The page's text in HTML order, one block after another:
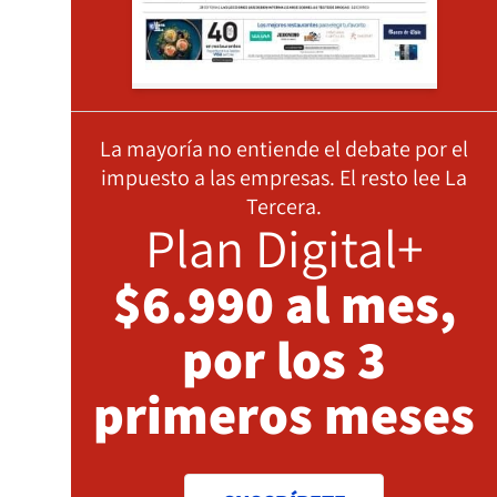
La mayoría no entiende el debate por el
impuesto a las empresas. El resto lee La
Tercera.
Plan Digital+
$6.990 al mes,
por los 3
primeros meses